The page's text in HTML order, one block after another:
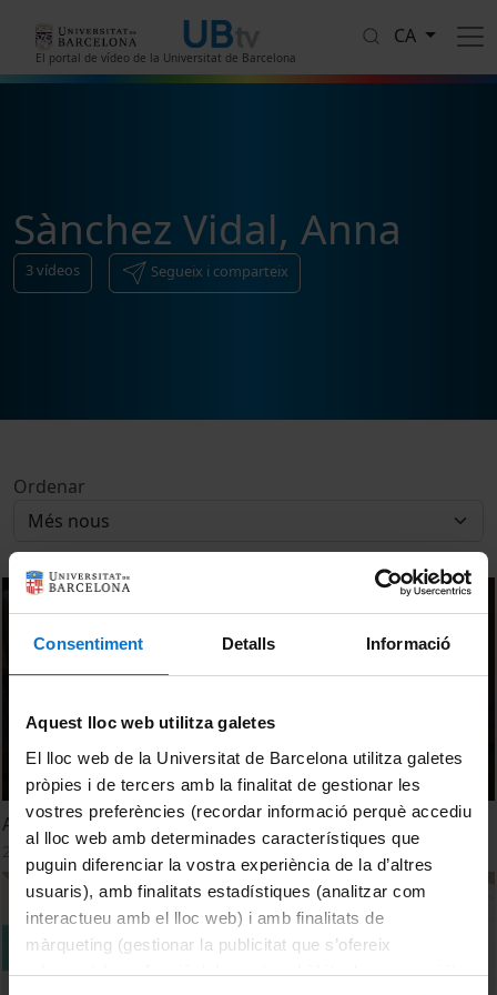
Consentiment Detalls Informació
Aquest lloc web utilitza galetes
El lloc web de la Universitat de Barcelona utilitza galetes
pròpies i de tercers amb la finalitat de gestionar les
vostres preferències (recordar informació perquè accediu
al lloc web amb determinades característiques que
puguin diferenciar la vostra experiència de la d’altres
usuaris), amb finalitats estadístiques (analitzar com
interactueu amb el lloc web) i amb finalitats de
màrqueting (gestionar la publicitat que s’ofereix
adequant-la en funció dels vostres hàbits de navegació).
El portal de vídeo de la Universitat de Barcelona
CA
Sànchez Vidal, Anna
3vídeos Segueix i comparteix
Ordenar
Anna Sànchez: Residus i microplàstics
28 octubre, 2021